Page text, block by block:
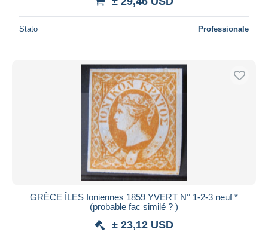
Stato Professionale
GRÈCE ÎLES Ioniennes 1859 YVERT N° 1-2-3 neuf *
(probable fac similé ? )
± 23,12 USD